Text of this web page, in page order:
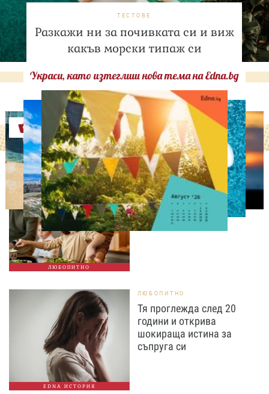
ТЕСТОВЕ
Разкажи ни за почивката си и виж
какъв морски типаж си
Украси, като изтеглиш нова тема на Edna.bg
Оферти
ЛЮБОПИТНО
ЛЮБОПИТНО
Тайната на добрата
вечеря не се крие в
сложната рецепта
EDNA ИСТОРИЯ
ЛЮБОПИТНО
Тя проглежда след 20
години и открива
шокираща истина за
съпруга си